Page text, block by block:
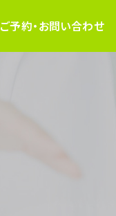
ご予約・お問い合わせ